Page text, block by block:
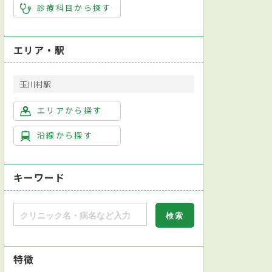
診療科目から探す
エリア・駅
玉川村駅
エリアから探す
沿線から探す
キーワード
特徴